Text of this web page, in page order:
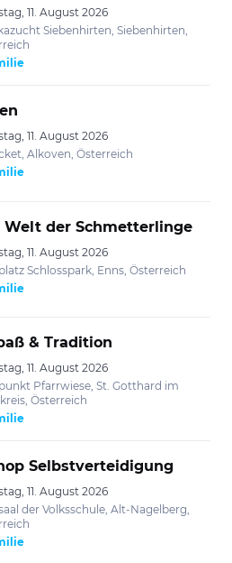
11. August 2026
Siebenhirten, Siebenhirten,
11. August 2026
Alkoven, Österreich
Welt der Schmetterlinge
11. August 2026
Schlosspark, Enns, Österreich
& Tradition
11. August 2026
Pfarrwiese, St. Gotthard im
Österreich
Selbstverteidigung
11. August 2026
der Volksschule, Alt-Nagelberg,